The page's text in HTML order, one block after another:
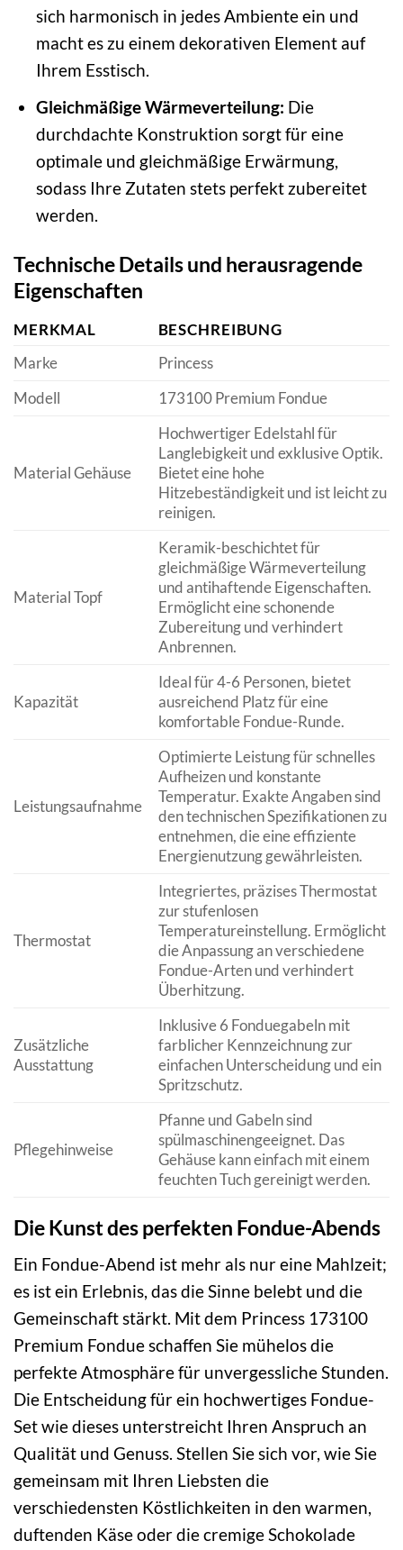
sich harmonisch in jedes Ambiente ein und
macht es zu einem dekorativen Element auf
Ihrem Esstisch.
Gleichmäßige Wärmeverteilung: Die
durchdachte Konstruktion sorgt für eine
optimale und gleichmäßige Erwärmung,
sodass Ihre Zutaten stets perfekt zubereitet
werden.
Technische Details und herausragende
Eigenschaften
MERKMAL
BESCHREIBUNG
Marke
Princess
Modell
173100 Premium Fondue
Material Gehäuse
Hochwertiger Edelstahl für
Langlebigkeit und exklusive Optik.
Bietet eine hohe
Hitzebeständigkeit und ist leicht zu
reinigen.
Material Topf
Keramik-beschichtet für
gleichmäßige Wärmeverteilung
und antihaftende Eigenschaften.
Ermöglicht eine schonende
Zubereitung und verhindert
Anbrennen.
Kapazität
Ideal für 4-6 Personen, bietet
ausreichend Platz für eine
komfortable Fondue-Runde.
Leistungsaufnahme
Optimierte Leistung für schnelles
Aufheizen und konstante
Temperatur. Exakte Angaben sind
den technischen Spezifikationen zu
entnehmen, die eine effiziente
Energienutzung gewährleisten.
Thermostat
Integriertes, präzises Thermostat
zur stufenlosen
Temperatureinstellung. Ermöglicht
die Anpassung an verschiedene
Fondue-Arten und verhindert
Überhitzung.
Zusätzliche
Ausstattung
Inklusive 6 Fonduegabeln mit
farblicher Kennzeichnung zur
einfachen Unterscheidung und ein
Spritzschutz.
Pflegehinweise
Pfanne und Gabeln sind
spülmaschinengeeignet. Das
Gehäuse kann einfach mit einem
feuchten Tuch gereinigt werden.
Die Kunst des perfekten Fondue-Abends
Ein Fondue-Abend ist mehr als nur eine Mahlzeit;
es ist ein Erlebnis, das die Sinne belebt und die
Gemeinschaft stärkt. Mit dem Princess 173100
Premium Fondue schaffen Sie mühelos die
perfekte Atmosphäre für unvergessliche Stunden.
Die Entscheidung für ein hochwertiges Fondue-
Set wie dieses unterstreicht Ihren Anspruch an
Qualität und Genuss. Stellen Sie sich vor, wie Sie
gemeinsam mit Ihren Liebsten die
verschiedensten Köstlichkeiten in den warmen,
duftenden Käse oder die cremige Schokolade